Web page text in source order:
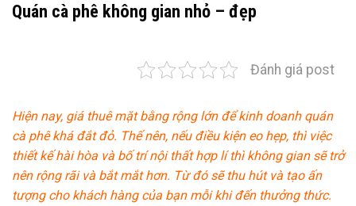
Quán cà phê không gian nhỏ – đẹp
Đánh giá post
Hiện nay, giá thuê mặt bằng rộng lớn để kinh doanh quán
cà phê khá đắt đỏ. Thế nên, nếu điều kiện eo hẹp, thì việc
thiết kế hài hòa và bố trí nội thất hợp lí thì không gian sẽ trở
nên rộng rãi và bắt mắt hơn. Từ đó sẽ thu hút và tạo ấn
tượng cho khách hàng của bạn mỗi khi đến thưởng thức.